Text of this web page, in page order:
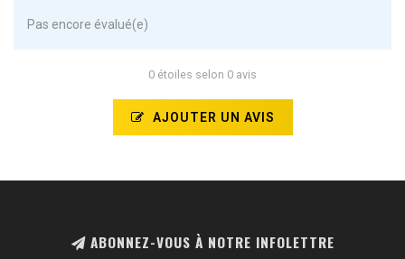
Pas encore évalué(e)
0 étoiles selon 0 avis
AJOUTER UN AVIS
ABONNEZ-VOUS À NOTRE INFOLETTRE